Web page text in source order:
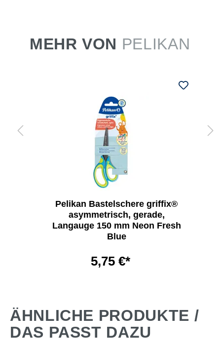
MEHR VON PELIKAN
Pelikan Bastelschere griffix®
asymmetrisch, gerade,
Langauge 150 mm Neon Fresh
Blue
5,75 €*
ÄHNLICHE PRODUKTE /
DAS PASST DAZU